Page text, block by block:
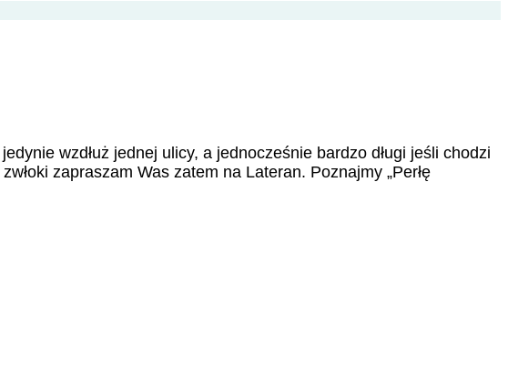
wzdłuż jednej ulicy, a jednocześnie bardzo długi jeśli chodzi
zapraszam Was zatem na Lateran. Poznajmy „Perłę